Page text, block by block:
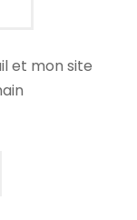
et mon site